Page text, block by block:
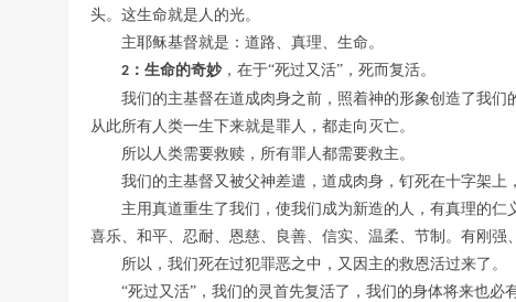
头。这生命就是人的光。
主耶稣基督就是：道路、真理、生命。
2 ：生命的奇妙，在于“死过又活”，死而复活。
我们的主基督在道成肉身之前，照着神的形象创造了我们
从此所有人类一生下来就是罪人，都走向灭亡。
所以人类需要救赎，所有罪人都需要救主。
我们的主基督又被父神差遣，道成肉身，钉死在十字架上
主用真道重生了我们，使我们成为新造的人，有真理的
喜乐、和平、忍耐、恩慈、良善、信实、温柔、节制。有刚强
所以，我们死在过犯罪恶之中，又因主的救恩活过来了。
“死过又活”，我们的灵首先复活了，我们的身体将来也